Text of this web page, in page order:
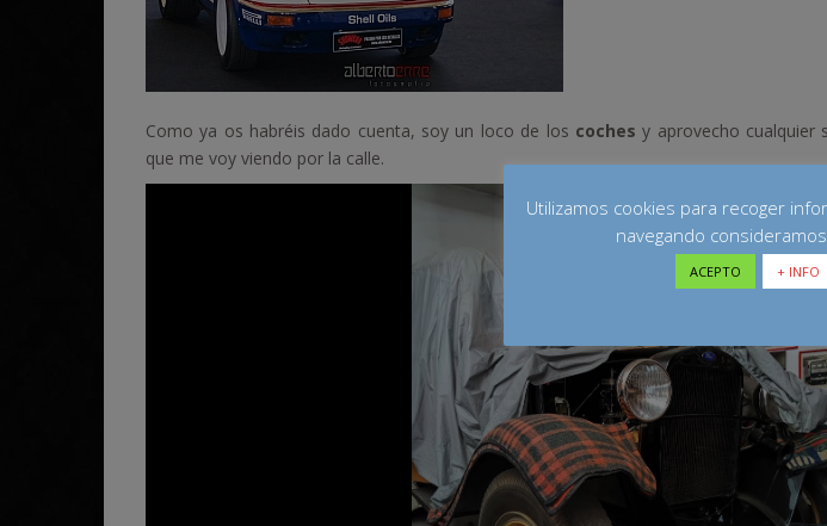
Como ya os habréis dado cuenta, soy un loco de los coches y aprovecho cualquier
que me voy viendo por la calle.
Utilizamos cookies para recoger
navegando
ACEPTO + INFO